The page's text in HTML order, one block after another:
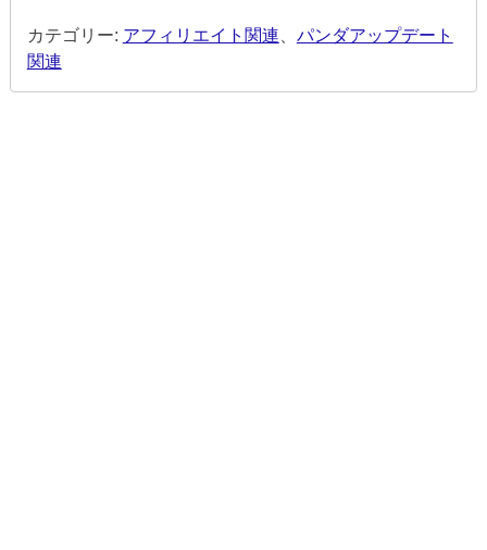
カテゴリー: アフィリエイト関連
パンダアップデート
関連